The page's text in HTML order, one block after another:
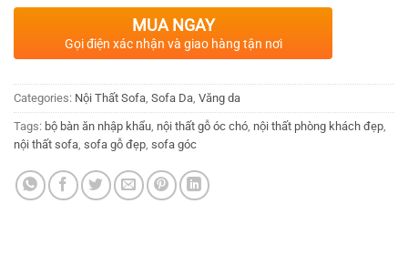
MUA NGAY
Gọi điện xác nhận và giao hàng tận nơi
Categories: Nội Thất Sofa Sofa Da Văng da
Tags: bộ bàn ăn nhập khẩu nội thất gỗ óc chó nội thất phòng khách đẹp
nội thất sofa sofa gỗ đẹp sofa góc